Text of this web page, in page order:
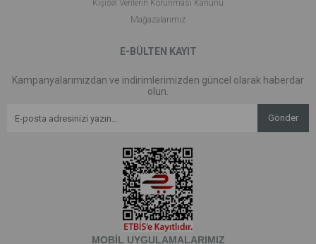
Kişisel Verilerin Korunması Kanunu
Mağazalarımız
E-BÜLTEN KAYIT
Kampanyalarımızdan ve indirimlerimizden güncel olarak haberdar
olun.
Gönder
MOBİL UYGULAMALARIMIZ